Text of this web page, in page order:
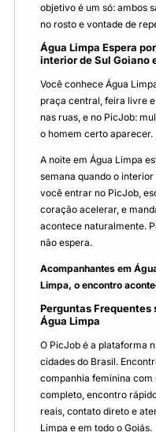
objetivo é um só: ambos
no rosto e vontade de
Água Limpa Espera por Você: Prazer, a essência do
interior de Sul Goiano
Você conhece Água
praça central, feira livre
nas ruas, e no PicJob:
o homem certo aparecer.
A noite em Água Limpa
semana quando o
você entrar no PicJob,
coração acelerar, e
acontece naturalmente.
não espera.
Acompanhantes em
Limpa, o encontro
Perguntas Frequentes sobre Acompanhantes em
Água Limpa
O PicJob é a plataforma
cidades do Brasil.
companhia feminina
completo, encontro
reais, contato direto e
Limpa e em todo o Goiás.